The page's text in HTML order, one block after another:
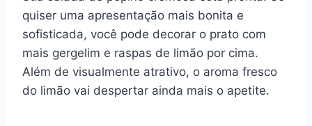
quiser uma apresentação mais bonita e
sofisticada, você pode decorar o prato com
mais gergelim e raspas de limão por cima.
Além de visualmente atrativo, o aroma fresco
do limão vai despertar ainda mais o apetite.